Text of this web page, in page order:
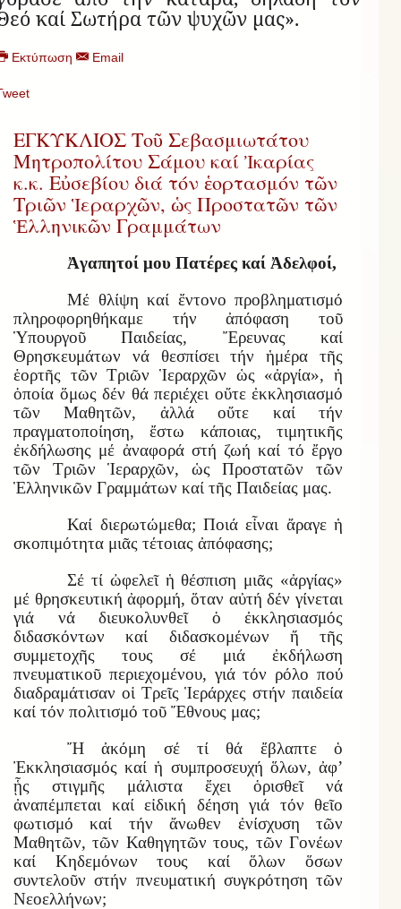
καί Σω­τήρα τῶν ψυ­χῶν μας».
Εκτύπωση Email
ΕΓΚΥΚΛΙΟΣ Τοῦ Σεβασμιωτάτου
Μητροπολίτου Σάμου καί Ἰκαρίας
κ.κ. Εὐσεβίου διά τόν ἑορτασμόν τῶν
Τριῶν Ἱεραρχῶν, ὡς Προστατῶν τῶν
Ἑλληνικῶν Γραμμάτων
Ἀγαπητοί μου Πατέρες καί Ἀδελφοί,
Μέ θλίψη καί ἔντονο προβληματισμό
πληροφορηθήκαμε τήν ἀπόφαση τοῦ
Ὑπουργοῦ Παιδείας, Ἔρευνας καί
Θρησκευμάτων νά θεσπίσει τήν ἡμέρα τῆς
ἑορτῆς τῶν Τριῶν Ἱεραρχῶν ὡς «ἀργία», ἡ
ὁποία ὅμως δέν θά περιέχει οὔτε ἐκκλησιασμό
τῶν Μαθητῶν, ἀλλά οὔτε καί τήν
πραγματοποίηση, ἔστω κάποιας, τιμητικῆς
ἐκδήλωσης μέ ἀναφορά στή ζωή καί τό ἔργο
τῶν Τριῶν Ἱεραρχῶν, ὡς Προστατῶν τῶν
Ἑλληνικῶν Γραμμάτων καί τῆς Παιδείας μας.
Καί διερωτώμεθα; Ποιά εἶναι ἄραγε ἡ
σκοπιμότητα μιᾶς τέτοιας ἀπόφασης;
Σέ τί ὠφελεῖ ἡ θέσπιση μιᾶς «ἀργίας»
μέ θρησκευτική ἀφορμή, ὅταν αὐτή δέν γίνεται
γιά νά διευκολυνθεῖ ὁ ἐκκλησιασμός
διδασκόντων καί διδασκομένων ἤ τῆς
συμμετοχῆς τους σέ μιά ἐκδήλωση
πνευματικοῦ περιεχομένου, γιά τόν ρόλο πού
διαδραμάτισαν οἱ Τρεῖς Ἱεράρχες στήν παιδεία
καί τόν πολιτισμό τοῦ Ἔθνους μας;
Ἤ ἀκόμη σέ τί θά ἔβλαπτε ὁ
Ἐκκλησιασμός καί ἡ συμπροσευχή ὅλων, ἀφ’
ᾗς στιγμῆς μάλιστα ἔχει ὁρισθεῖ νά
ἀναπέμπεται καί εἰδική δέηση γιά τόν θεῖο
φωτισμό καί τήν ἄνωθεν ἐνίσχυση τῶν
Μαθητῶν, τῶν Καθηγητῶν τους, τῶν Γονέων
καί Κηδεμόνων τους καί ὅλων ὅσων
συντελοῦν στήν πνευματική συγκρότηση τῶν
Νεοελλήνων;